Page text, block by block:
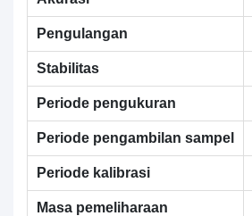
Pengulangan
Stabilitas
Periode pengukuran
Periode pengambilan sampel
Periode kalibrasi
Masa pemeliharaan